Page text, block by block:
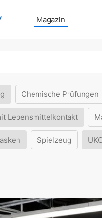
Magazin
Chemische Prüfungen
Lebensmittelkontakt
Spielzeug